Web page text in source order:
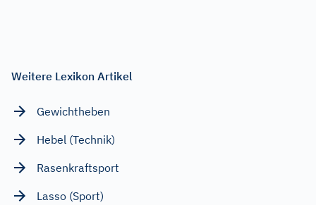
Weitere Lexikon Artikel
Gewichtheben
Hebel (Technik)
Rasenkraftsport
Lasso (Sport)